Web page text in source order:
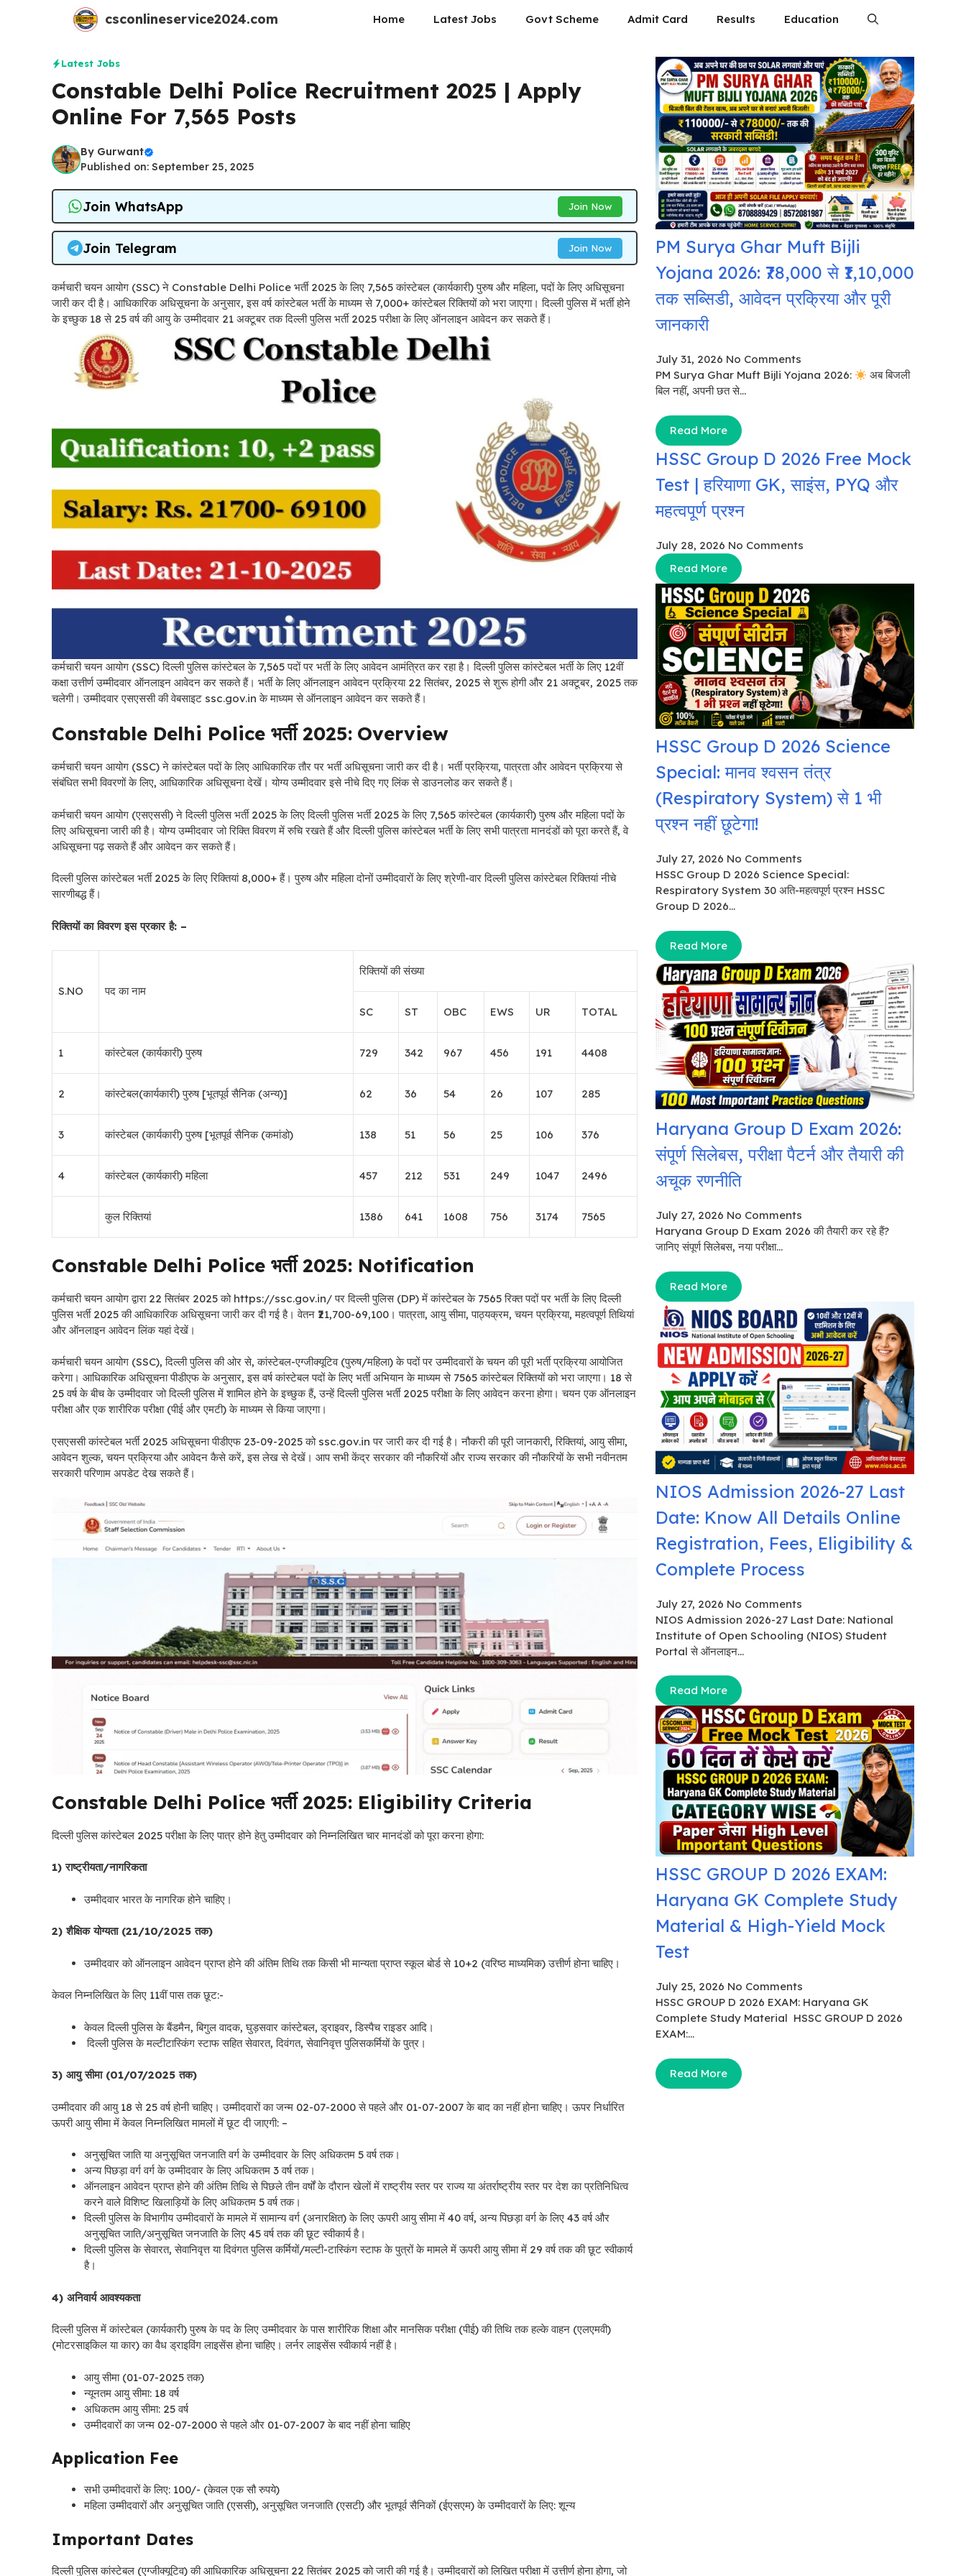
csconlineservice2024.com Home Latest Jobs Govt Scheme Admit Card Results Education
Latest Jobs
Constable Delhi Police Recruitment 2025 | Apply
Online For 7,565 Posts
By Gurwant
Published on: September 25, 2025
Join WhatsApp Join Now
Join Telegram Join Now
कर्मचारी चयन आयोग (SSC) ने Constable Delhi Police भर्ती 2025 के लिए 7,565 कांस्टेबल (कार्यकारी) पुरुष और महिला, पदों के लिए अधिसूचना
जारी कर दी है। आधिकारिक अधिसूचना के अनुसार, इस वर्ष कांस्टेबल भर्ती के माध्यम से 7,000+ कांस्टेबल रिक्तियों को भरा जाएगा। दिल्ली पुलिस में भर्ती होने
के इच्छुक 18 से 25 वर्ष की आयु के उम्मीदवार 21 अक्टूबर तक दिल्ली पुलिस भर्ती 2025 परीक्षा के लिए ऑनलाइन आवेदन कर सकते हैं।
कर्मचारी चयन आयोग (SSC) दिल्ली पुलिस कांस्टेबल के 7,565 पदों पर भर्ती के लिए आवेदन आमंत्रित कर रहा है। दिल्ली पुलिस कांस्टेबल भर्ती के लिए 12वीं
कक्षा उत्तीर्ण उम्मीदवार ऑनलाइन आवेदन कर सकते हैं। भर्ती के लिए ऑनलाइन आवेदन प्रक्रिया 22 सितंबर, 2025 से शुरू होगी और 21 अक्टूबर, 2025 तक
चलेगी। उम्मीदवार एसएससी की वेबसाइट ssc.gov.in के माध्यम से ऑनलाइन आवेदन कर सकते हैं।
Constable Delhi Police भर्ती 2025: Overview
कर्मचारी चयन आयोग (SSC) ने कांस्टेबल पदों के लिए आधिकारिक तौर पर भर्ती अधिसूचना जारी कर दी है। भर्ती प्रक्रिया, पात्रता और आवेदन प्रक्रिया से
संबंधित सभी विवरणों के लिए, आधिकारिक अधिसूचना देखें। योग्य उम्मीदवार इसे नीचे दिए गए लिंक से डाउनलोड कर सकते हैं।
कर्मचारी चयन आयोग (एसएससी) नेदिल्ली पुलिस भर्ती 2025 के लिए दिल्ली पुलिस भर्ती 2025 के लिए 7,565 कांस्टेबल (कार्यकारी) पुरुष और महिलापदों के
लिए अधिसूचना जारी की है। योग्य उम्मीदवार जो रिक्ति विवरण में रुचि रखते हैं और दिल्ली पुलिस कांस्टेबल भर्ती के लिए सभी पात्रता मानदंडों को पूरा करते हैं, वे
अधिसूचना पढ़ सकते हैं और आवेदन कर सकते हैं।
दिल्ली पुलिस कांस्टेबल भर्ती 2025 के लिए रिक्तियां 8,000+ हैं। पुरुष और महिला दोनों उम्मीदवारों के लिए श्रेणी-वार दिल्ली पुलिस कांस्टेबल रिक्तियां नीचे
सारणीबद्ध हैं।
रिक्तियों का विवरण इस प्रकार है: –
S.NO पद का नाम
रिक्तियों की संख्या
SC ST OBC EWS UR TOTAL
1 कांस्टेबल (कार्यकारी) पुरुष 729 342 967 456 191 4408
2 कांस्टेबल(कार्यकारी) पुरुष [भूतपूर्व सैनिक (अन्य)] 62 36 54 26 107 285
3 कांस्टेबल (कार्यकारी) पुरुष [भूतपूर्व सैनिक (कमांडो) 138 51 56 25 106 376
4 कांस्टेबल (कार्यकारी) महिला 457 212 531 249 1047 2496
कुल रिक्तियां 1386 641 1608 756 3174 7565
Constable Delhi Police भर्ती 2025: Notification
कर्मचारी चयन आयोग द्वारा 22 सितंबर 2025 को https://ssc.gov.in/ पर दिल्ली पुलिस (DP) में कांस्टेबल के 7565 रिक्त पदों पर भर्ती के लिए दिल्ली
पुलिस भर्ती 2025 की आधिकारिक अधिसूचना जारी कर दी गई है। वेतन ₹21,700-69,100। पात्रता, आयु सीमा, पाठ्यक्रम, चयन प्रक्रिया, महत्वपूर्ण तिथियां
और ऑनलाइन आवेदन लिंक यहां देखें।
कर्मचारी चयन आयोग (SSC), दिल्ली पुलिस की ओर से, कांस्टेबल-एग्जीक्यूटिव (पुरुष/महिला) के पदों पर उम्मीदवारों के चयन की पूरी भर्ती प्रक्रिया आयोजित
करेगा। आधिकारिक अधिसूचना पीडीएफ के अनुसार, इस वर्ष कांस्टेबल पदों के लिए भर्ती अभियान के माध्यम से 7565 कांस्टेबल रिक्तियों को भरा जाएगा। 18 से
25 वर्ष के बीच के उम्मीदवार जो दिल्ली पुलिस में शामिल होने के इच्छुक हैं, उन्हें दिल्ली पुलिस भर्ती 2025 परीक्षा के लिए आवेदन करना होगा। चयन एक ऑनलाइन
परीक्षा और एक शारीरिक परीक्षा (पीई और एमटी) के माध्यम से किया जाएगा।
एसएससी कांस्टेबल भर्ती 2025 अधिसूचना पीडीएफ 23-09-2025 को ssc.gov.in पर जारी कर दी गई है। नौकरी की पूरी जानकारी, रिक्तियां, आयु सीमा,
आवेदन शुल्क, चयन प्रक्रिया और आवेदन कैसे करें, इस लेख से देखें। आप सभी केंद्र सरकार की नौकरियों और राज्य सरकार की नौकरियों के सभी नवीनतम
सरकारी परिणाम अपडेट देख सकते हैं।
Constable Delhi Police भर्ती 2025: Eligibility Criteria
दिल्ली पुलिस कांस्टेबल 2025 परीक्षा के लिए पात्र होने हेतु उम्मीदवार को निम्नलिखित चार मानदंडों को पूरा करना होगा:
1) राष्ट्रीयता/नागरिकता
उम्मीदवार भारत के नागरिक होने चाहिए।
2) शैक्षिक योग्यता (21/10/2025 तक)
उम्मीदवार को ऑनलाइन आवेदन प्राप्त होने की अंतिम तिथि तक किसी भी मान्यता प्राप्त स्कूल बोर्ड से 10+2 (वरिष्ठ माध्यमिक) उत्तीर्ण होना चाहिए।
केवल निम्नलिखित के लिए 11वीं पास तक छूट:-
केवल दिल्ली पुलिस के बैंडमैन, बिगुल वादक, घुड़सवार कांस्टेबल, ड्राइवर, डिस्पैच राइडर आदि।
दिल्ली पुलिस के मल्टीटास्किंग स्टाफ सहित सेवारत, दिवंगत, सेवानिवृत्त पुलिसकर्मियों के पुत्र।
3) आयु सीमा (01/07/2025 तक)
उम्मीदवार की आयु 18 से 25 वर्ष होनी चाहिए। उम्मीदवारों का जन्म 02-07-2000 से पहले और 01-07-2007 के बाद का नहीं होना चाहिए। ऊपर निर्धारित
ऊपरी आयु सीमा में केवल निम्नलिखित मामलों में छूट दी जाएगी: –
अनुसूचित जाति या अनुसूचित जनजाति वर्ग के उम्मीदवार के लिए अधिकतम 5 वर्ष तक।
अन्य पिछड़ा वर्ग वर्ग के उम्मीदवार के लिए अधिकतम 3 वर्ष तक।
ऑनलाइन आवेदन प्राप्त होने की अंतिम तिथि से पिछले तीन वर्षों के दौरान खेलों में राष्ट्रीय स्तर पर राज्य या अंतर्राष्ट्रीय स्तर पर देश का प्रतिनिधित्व
करने वाले विशिष्ट खिलाड़ियों के लिए अधिकतम 5 वर्ष तक।
दिल्ली पुलिस के विभागीय उम्मीदवारों के मामले में सामान्य वर्ग (अनारक्षित) के लिए ऊपरी आयु सीमा में 40 वर्ष, अन्य पिछड़ा वर्ग के लिए 43 वर्ष और
अनुसूचित जाति/अनुसूचित जनजाति के लिए 45 वर्ष तक की छूट स्वीकार्य है।
दिल्ली पुलिस के सेवारत, सेवानिवृत्त या दिवंगत पुलिस कर्मियों/मल्टी-टास्किंग स्टाफ के पुत्रों के मामले में ऊपरी आयु सीमा में 29 वर्ष तक की छूट स्वीकार्य
है।
4) अनिवार्य आवश्यकता
दिल्ली पुलिस में कांस्टेबल (कार्यकारी) पुरुष के पद के लिए उम्मीदवार के पास शारीरिक शिक्षा और मानसिक परीक्षा (पीई) की तिथि तक हल्के वाहन (एलएमवी)
(मोटरसाइकिल या कार) का वैध ड्राइविंग लाइसेंस होना चाहिए। लर्नर लाइसेंस स्वीकार्य नहीं है।
आयु सीमा (01-07-2025 तक)
न्यूनतम आयु सीमा: 18 वर्ष
अधिकतम आयु सीमा: 25 वर्ष
उम्मीदवारों का जन्म 02-07-2000 से पहले और 01-07-2007 के बाद नहीं होना चाहिए
Application Fee
सभी उम्मीदवारों के लिए: 100/- (केवल एक सौ रुपये)
महिला उम्मीदवारों और अनुसूचित जाति (एससी), अनुसूचित जनजाति (एसटी) और भूतपूर्व सैनिकों (ईएसएम) के उम्मीदवारों के लिए: शून्य
Important Dates
दिल्ली पुलिस कांस्टेबल (एग्जीक्यूटिव) की आधिकारिक अधिसूचना 22 सितंबर 2025 को जारी की गई है। उम्मीदवारों को लिखित परीक्षा में उत्तीर्ण होना होगा, जो
PM Surya Ghar Muft Bijli
Yojana 2026: ₹78,000 से ₹1,10,000
तक सब्सिडी, आवेदन प्रक्रिया और पूरी
जानकारी
July 31, 2026 No Comments
PM Surya Ghar Muft Bijli Yojana 2026:
अब बिजली
बिल नहीं, अपनी छत से...
Read More
HSSC Group D 2026 Free Mock
Test | हरियाणा GK, साइंस, PYQ और
महत्वपूर्ण प्रश्न
July 28, 2026 No Comments
Read More
HSSC Group D 2026 Science
Special: मानव श्वसन तंत्र
(Respiratory System) से 1 भी
प्रश्न नहीं छूटेगा!
July 27, 2026 No Comments
HSSC Group D 2026 Science Special:
Respiratory System 30 अति-महत्वपूर्ण प्रश्न HSSC
Group D 2026...
Read More
Haryana Group D Exam 2026:
संपूर्ण सिलेबस, परीक्षा पैटर्न और तैयारी की
अचूक रणनीति
July 27, 2026 No Comments
Haryana Group D Exam 2026 की तैयारी कर रहे हैं?
जानिए संपूर्ण सिलेबस, नया परीक्षा...
Read More
NIOS Admission 2026-27 Last
Date: Know All Details Online
Registration, Fees, Eligibility &
Complete Process
July 27, 2026 No Comments
NIOS Admission 2026-27 Last Date: National
Institute of Open Schooling (NIOS) Student
Portal से ऑनलाइन...
Read More
HSSC GROUP D 2026 EXAM:
Haryana GK Complete Study
Material & High-Yield Mock
Test
July 25, 2026 No Comments
HSSC GROUP D 2026 EXAM: Haryana GK
Complete Study Material HSSC GROUP D 2026
EXAM:...
Read More